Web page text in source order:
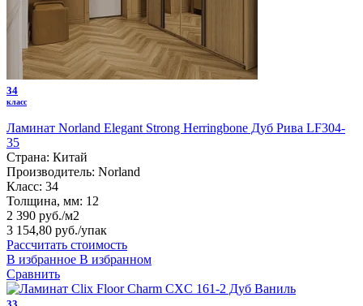
34
класс
Ламинат Norland Elegant Strong Herringbone Дуб Рива LF304-
35
Страна: Китай
Производитель: Norland
Класс: 34
Толщина, мм: 12
2 390 руб./м2
3 154,80 руб./упак
Рассчитать стоимость
В избранное В избранном
Сравнить